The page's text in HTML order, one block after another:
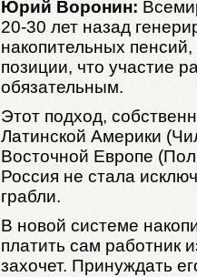
Юрий Воронин:
20-30 лет назад
накопительных
позиции, что участие
обязательным.
Этот подход,
Латинской Америки
Восточной Европе
Россия не стала
грабли.
В новой системе
платить сам работник
захочет. Принуждать